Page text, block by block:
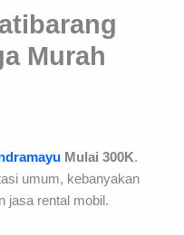
Murah
Mulai 300K.
umum, kebanyakan
jasa rental mobil.